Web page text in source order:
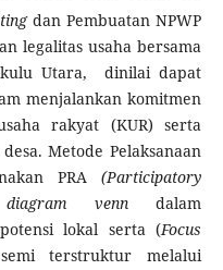
dan Pembuatan NPWP
legalitas usaha bersama
Utara, dinilai dapat
menjalankan komitmen
rakyat (KUR) serta
Metode Pelaksanaan
PRA(Participatory
diagram venn dalam
lokal serta (Focus
terstruktur melalui